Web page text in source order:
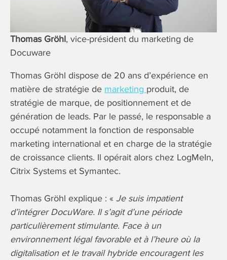
Thomas Gröhl, vice-président du marketing de
Docuware
Thomas Gröhl dispose de 20 ans d’expérience en
matière de stratégie de marketing produit, de
stratégie de marque, de positionnement et de
génération de leads. Par le passé, le responsable a
occupé notamment la fonction de responsable
marketing international et en charge de la stratégie
de croissance clients. Il opérait alors chez LogMeIn,
Citrix Systems et Symantec.
Thomas Gröhl explique : « Je suis impatient
d’intégrer DocuWare. Il s’agit d’une période
particulièrement stimulante. Face à un
environnement légal favorable et à l’heure où la
digitalisation et le travail hybride encouragent les